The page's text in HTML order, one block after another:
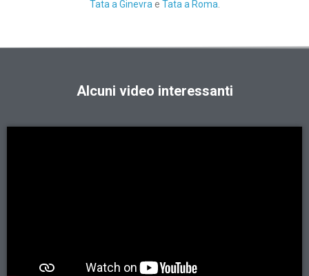
Tata a Ginevra e Tata a Roma
Alcuni video interessanti